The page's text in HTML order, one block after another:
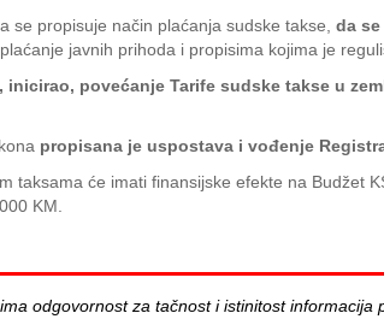
se propisuje način plaćanja sudske takse, da
javnih prihoda i propisima kojima je
povećanje Tarife sudske takse u
propisana je uspostava i vođenje
taksama će imati finansijske efekte na Budžet
KM.
odgovornost za tačnost i istinitost